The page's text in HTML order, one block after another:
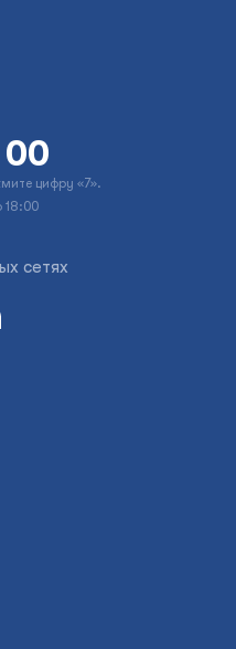
00
цифру «7».
18:00
сетях